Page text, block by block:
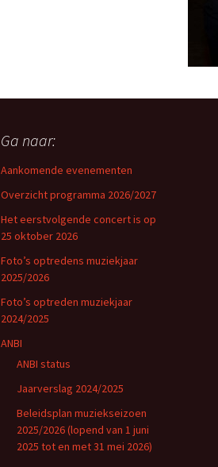
Ga naar:
Aankomende evenementen
Overzicht programma 2026/2027
Het eerstvolgende concert is op
25 oktober 2026
Foto’s optredens muziekjaar
2025/2026
Foto’s optreden muziekjaar
2024/2025
ANBI
ANBI status
Jaarverslag 2024/2025
Beleidsplan muziekseizoen
2025/2026 (lopend van 1 juni
2025 tot en met 31 mei 2026)